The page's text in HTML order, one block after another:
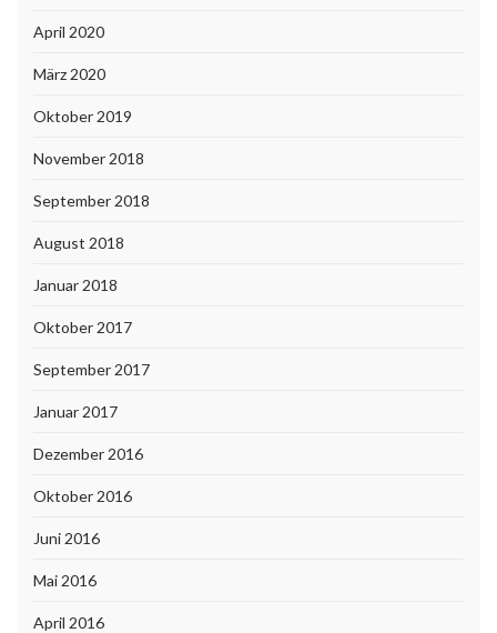
April 2020
März 2020
Oktober 2019
November 2018
September 2018
August 2018
Januar 2018
Oktober 2017
September 2017
Januar 2017
Dezember 2016
Oktober 2016
Juni 2016
Mai 2016
April 2016